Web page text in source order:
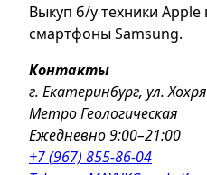
Выкуп б/у техники
смартфоны Samsung.
Контакты
г. Екатеринбург, ул.
Метро Геологическая
Ежедневно 9:00–21:00
+7 (967) 855-86-04